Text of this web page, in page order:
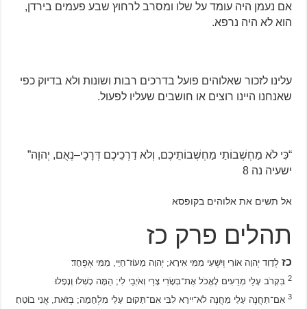
אם נעמן היה עומד על שלו ומסרב לרחוץ שבע פעמים בירדן,
הוא לא היה נרפא.
עלינו לזכור שאלוהים פועל בדרכים רבות ושונות ולא בדיוק כפי
שאנחנו היינו רוצים או חושבים שעליו לפעול.
“כִּי לֹא מַחְשְׁבוֹתַי מַחְשְׁבוֹתֵיכֶם, וְלֹא דַרְכֵיכֶם דְּרָכָי–נְאֻם, יְהוָה”
ישעיה נה 8
אל תשים את אלוהים בקופסא
תהלים פרק כז
כז לְדָוִד יְהוָה אוֹרִי וְיִשְׁעִי מִמִּי אִירָא; יְהוָה מָעוֹז־חַיַּי, מִמִּי אֶפְחָד׃
2 בִּקְרֹב עָלַי מְרֵעִים לֶאֱכֹל אֶת־בְּשָׂרִי צָרַי וְאֹיְבַי לִי; הֵמָּה כָשְׁלוּ וְנָפָלוּ׃
3 אִם־תַּחֲנֶה עָלַי מַחֲנֶה לֹא־יִירָא לִבִּי אִם־תָּקוּם עָלַי מִלְחָמָה; בְּזֹאת, אֲנִי בוֹטֵחַ׃